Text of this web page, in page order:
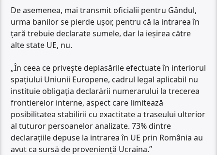
De asemenea, mai transmit oficialii pentru Gândul,
urma banilor se pierde ușor, pentru că la intrarea în
țară trebuie declarate sumele, dar la ieșirea către
alte state UE, nu.
„În ceea ce privește deplasările efectuate în interiorul
spațiului Uniunii Europene, cadrul legal aplicabil nu
instituie obligația declarării numerarului la trecerea
frontierelor interne, aspect care limitează
posibilitatea stabilirii cu exactitate a traseului ulterior
al tuturor persoanelor analizate. 73% dintre
declarațiile depuse la intrarea în UE prin România au
avut ca sursă de proveniență Ucraina.”